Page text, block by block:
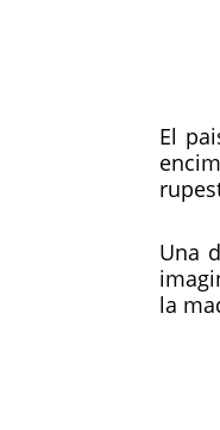
El
Una
la